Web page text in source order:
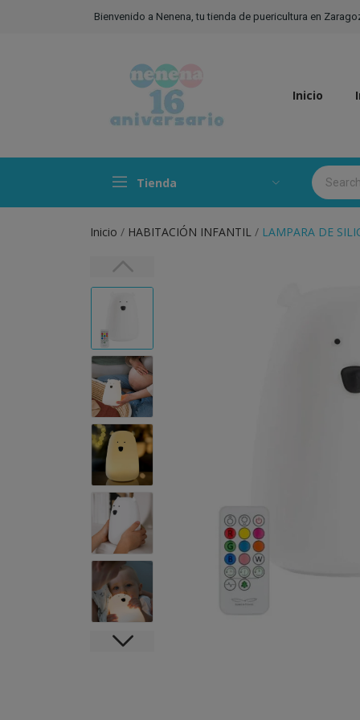
Bienvenido a Nenena, tu tienda de puericultura en
Inicio
Tienda
Inicio HABITACIÓN INFANTIL LAMPARA DE